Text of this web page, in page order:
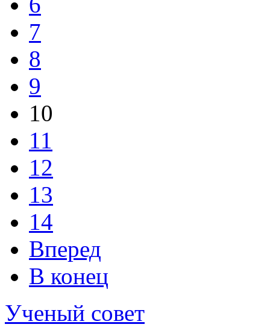
7
8
9
10
11
12
13
14
Вперед
В конец
Ученый совет